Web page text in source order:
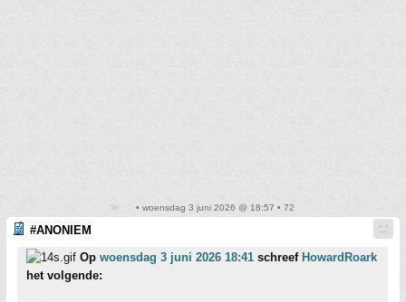
• woensdag 3 juni 2026 @ 18:57 • 72
#ANONIEM
Op woensdag 3 juni 2026 18:41 schreef HowardRoark
het volgende: